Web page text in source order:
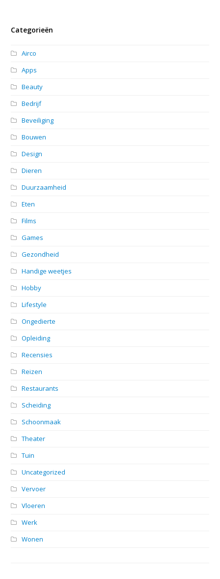
Categorieën
Airco
Apps
Beauty
Bedrijf
Beveiliging
Bouwen
Design
Dieren
Duurzaamheid
Eten
Films
Games
Gezondheid
Handige weetjes
Hobby
Lifestyle
Ongedierte
Opleiding
Recensies
Reizen
Restaurants
Scheiding
Schoonmaak
Theater
Tuin
Uncategorized
Vervoer
Vloeren
Werk
Wonen